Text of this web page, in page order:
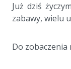
Już dziś
zabawy, wielu
Do zobaczenia